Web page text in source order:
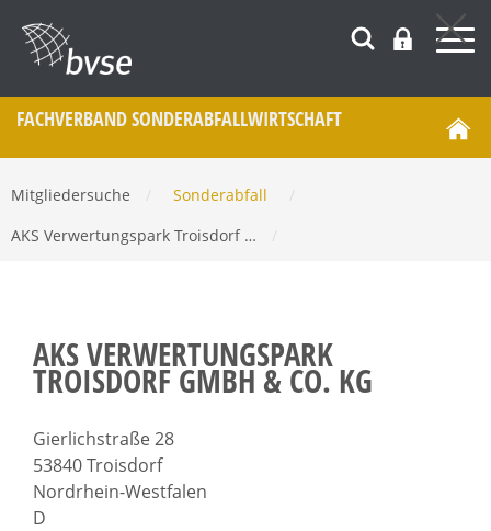
FACHVERBAND SONDERABFALL­WIRTSCHAFT
Mitgliedersuche Sonderabfall
AKS Verwertungspark Troisdorf …
AKS VERWERTUNGSPARK
TROISDORF GMBH & CO. KG
Gierlichstraße 28
53840 Troisdorf
Nordrhein-Westfalen
D